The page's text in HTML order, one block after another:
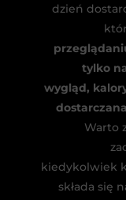
dzień
tylko
wygląd,
Warto
kiedykolwiek
składa się